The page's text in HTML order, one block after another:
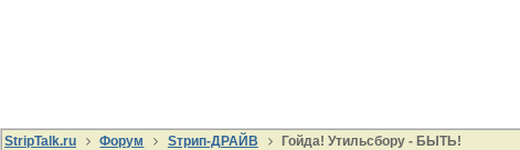
StripTalk.ru Форум Sтрип-ДРАЙВ
Гойда! Утильсбору - БЫТЬ!